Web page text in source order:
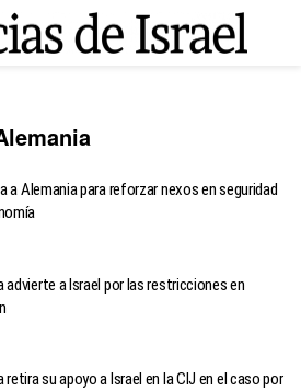
a Alemania para reforzar nexos en seguridad
advierte a Israel por las restricciones en
retira su apoyo a Israel en la CIJ en el caso por